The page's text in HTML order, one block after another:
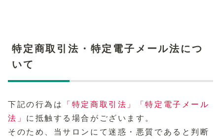
特定商取引法・特定電子メール法につ
いて
下記の行為は
「特定商取引法」「特定電子メール
法」 に抵触する場合がございます。
そのため、当サロンにて迷惑・悪質であると判断